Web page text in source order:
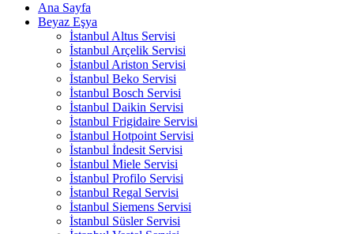
Ana Sayfa
Beyaz Eşya
İstanbul Altus Servisi
İstanbul Arçelik Servisi
İstanbul Ariston Servisi
İstanbul Beko Servisi
İstanbul Bosch Servisi
İstanbul Daikin Servisi
İstanbul Frigidaire Servisi
İstanbul Hotpoint Servisi
İstanbul İndesit Servisi
İstanbul Miele Servisi
İstanbul Profilo Servisi
İstanbul Regal Servisi
İstanbul Siemens Servisi
İstanbul Süsler Servisi